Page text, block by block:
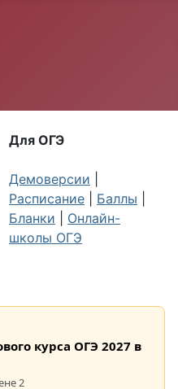
Для ОГЭ
Демоверсии
Расписание
Баллы
Бланки
Онлайн-
школы ОГЭ
курса ОГЭ 2027 в
2